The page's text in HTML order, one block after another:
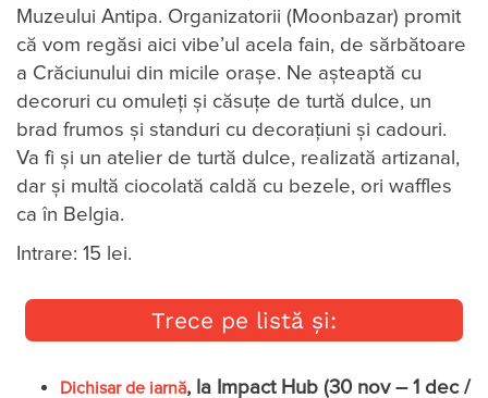
Muzeului Antipa. Organizatorii (Moonbazar) promit
că vom regăsi aici vibe’ul acela fain, de sărbătoare
a Crăciunului din micile orașe. Ne așteaptă cu
decoruri cu omuleți și căsuțe de turtă dulce, un
brad frumos și standuri cu decorațiuni și cadouri.
Va fi și un atelier de turtă dulce, realizată artizanal,
dar și multă ciocolată caldă cu bezele, ori waffles
ca în Belgia.
Intrare: 15 lei.
Trece pe listă și:
Dichisar de iarnă, la Impact Hub (30 nov – 1 dec /